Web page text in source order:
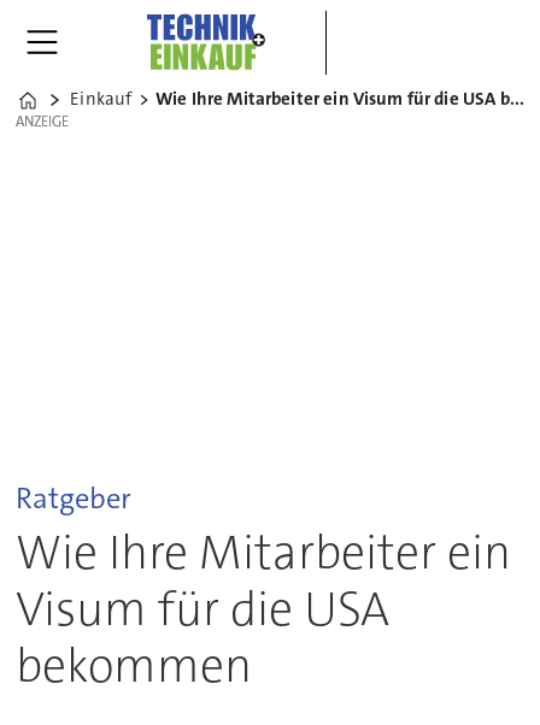
Home
Einkauf Wie Ihre Mitarbeiter ein Visum für die USA bekommen
ANZEIGE
ANZEIGE
Ratgeber
Wie Ihre Mitarbeiter ein
Visum für die USA
bekommen